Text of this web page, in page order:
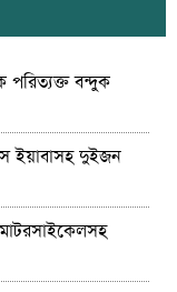
পরিত্যক্ত বন্দুক
ইয়াবাসহ দুইজন